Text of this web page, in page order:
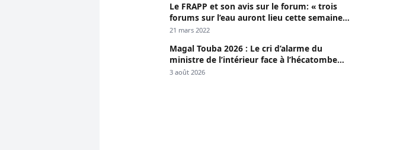
Le FRAPP et son avis sur le forum: « trois
forums sur l’eau auront lieu cette semaine à
Dakar »
21 mars 2022
Magal Touba 2026 : Le cri d’alarme du
ministre de l’intérieur face à l’hécatombe
routière
3 août 2026